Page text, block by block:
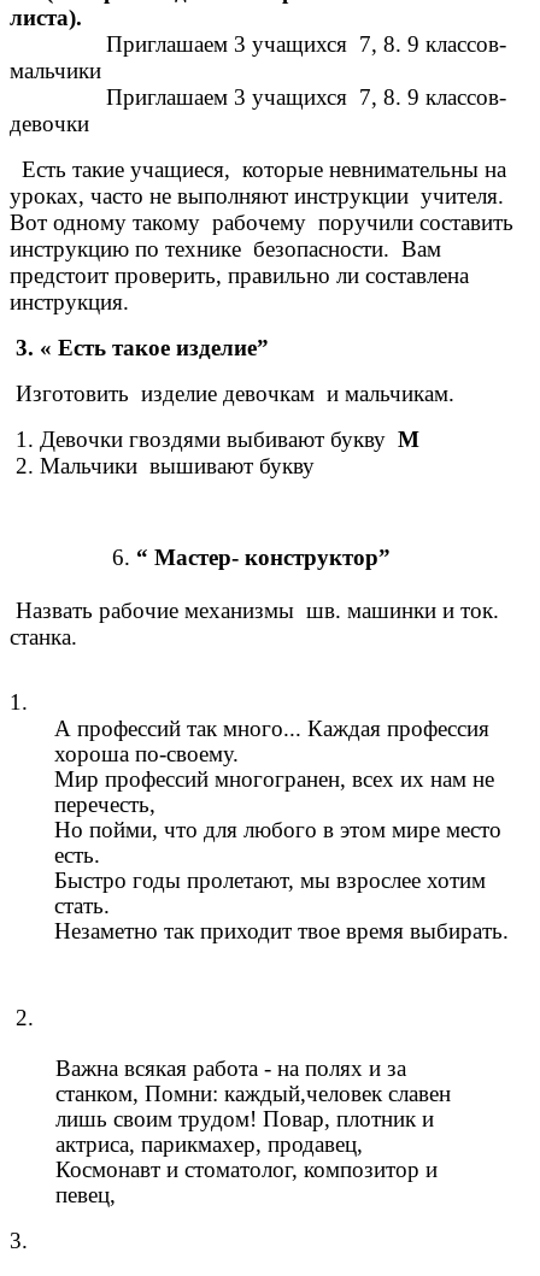
листа).
Приглашаем 3 учащихся 7, 8. 9 классов-
мальчики
Приглашаем 3 учащихся 7, 8. 9 классов-
девочки
Есть такие учащиеся, которые невнимательны на
уроках, часто не выполняют инструкции учителя.
Вот одному такому рабочему поручили составить
инструкцию по технике безопасности. Вам
предстоит проверить, правильно ли составлена
инструкция.
3. « Есть такое изделие”
Изготовить изделие девочкам и мальчикам.
1. Девочки гвоздями выбивают букву М
2. Мальчики вышивают букву
6. “ Мастер- конструктор”
Назвать рабочие механизмы шв. машинки и ток.
станка.
1.
А профессий так много... Каждая профессия
хороша по-своему.
Мир профессий многогранен, всех их нам не
перечесть,
Но пойми, что для любого в этом мире место
есть.
Быстро годы пролетают, мы взрослее хотим
стать.
Незаметно так приходит твое время выбирать.
2.
Важна всякая работа - на полях и за
станком, Помни: каждый,человек славен
лишь своим трудом! Повар, плотник и
актриса, парикмахер, продавец,
Космонавт и стоматолог, композитор и
певец,
3.